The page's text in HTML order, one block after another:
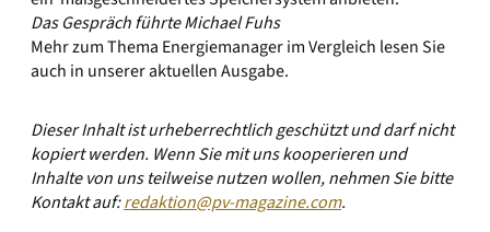
Das Gespräch führte Michael Fuhs
Mehr zum Thema Energiemanager im Vergleich lesen Sie
auch in unsereraktuellen Ausgabe.
Dieser Inhalt ist urheberrechtlich geschützt und darf nicht
kopiert werden. Wenn Sie mit uns kooperieren und
Inhalte von uns teilweise nutzen wollen, nehmen Sie bitte
Kontakt auf:redaktion@pv-magazine.com.